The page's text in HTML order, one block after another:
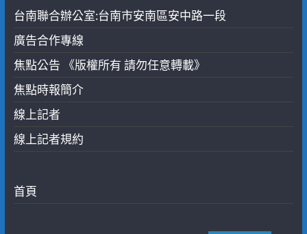
台南聯合辦公室:台南市安南區安中路一段
廣告合作專線
焦點公告 《版權所有 請勿任意轉載》
焦點時報簡介
線上記者
線上記者規約
首頁